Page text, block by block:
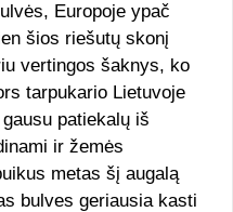
Europoje ypač
šios riešutų skonį
vertingos šaknys, ko
tarpukario Lietuvoje
patiekalų iš
ir žemės
metas šį augalą
bulves geriausia kasti